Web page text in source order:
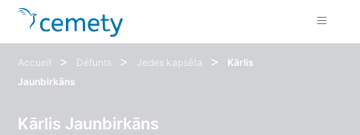
Accueil > Défunts > Jedes kapsēta >
Kārlis
Jaunbirkāns
Kārlis Jaunbirkāns